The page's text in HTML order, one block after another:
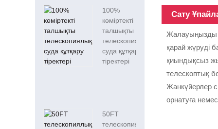
100%
көміртекті
талшықты
телескопиялық
суда құтқару
тіректері
50FT
телескопиялық
Сату
Жалауыңызды
қарай жүруді
қиындықсыз
телескоптық
Жанкүйерлер
орнатуға